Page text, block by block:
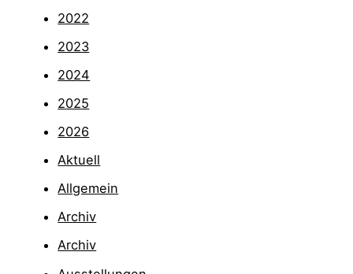
2022
2023
2024
2025
2026
Aktuell
Allgemein
Archiv
Archiv